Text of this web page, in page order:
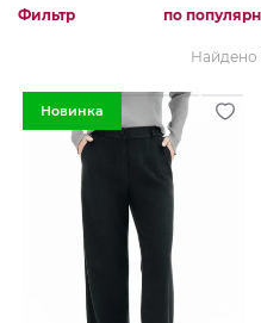
Фильтр по
Найдено
Новинка